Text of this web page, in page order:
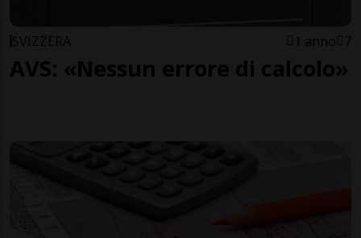
SVIZZERA 1 anno 7
AVS: «Nessun errore di calcolo»